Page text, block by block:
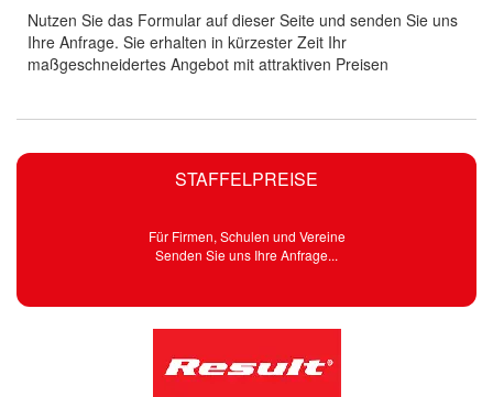
STAFFELPREISE
Für Firmen, Schulen und Vereine
Senden Sie uns Ihre Anfrage...
Nutzen Sie das Formular auf dieser Seite und senden Sie uns
Ihre Anfrage. Sie erhalten in kürzester Zeit Ihr
maßgeschneidertes Angebot mit attraktiven Preisen